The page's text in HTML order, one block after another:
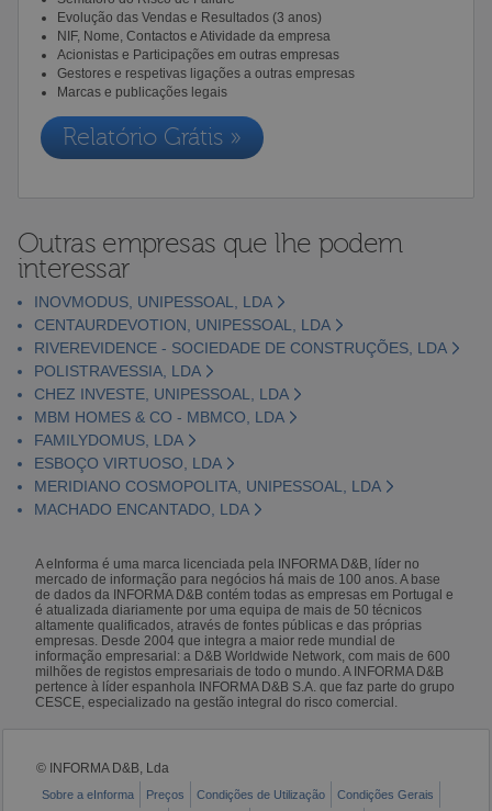
Evolução das Vendas e Resultados (3 anos)
NIF, Nome, Contactos e Atividade da empresa
Acionistas e Participações em outras empresas
Gestores e respetivas ligações a outras empresas
Marcas e publicações legais
Relatório Grátis »
Outras empresas que lhe podem
interessar
INOVMODUS, UNIPESSOAL, LDA
CENTAURDEVOTION, UNIPESSOAL, LDA
RIVEREVIDENCE - SOCIEDADE DE CONSTRUÇÕES, LDA
POLISTRAVESSIA, LDA
CHEZ INVESTE, UNIPESSOAL, LDA
MBM HOMES & CO - MBMCO, LDA
FAMILYDOMUS, LDA
ESBOÇO VIRTUOSO, LDA
MERIDIANO COSMOPOLITA, UNIPESSOAL, LDA
MACHADO ENCANTADO, LDA
A eInforma é uma marca licenciada pela INFORMA D&B, líder no
mercado de informação para negócios há mais de 100 anos. A base
de dados da INFORMA D&B contém todas as empresas em Portugal e
é atualizada diariamente por uma equipa de mais de 50 técnicos
altamente qualificados, através de fontes públicas e das próprias
empresas. Desde 2004 que integra a maior rede mundial de
informação empresarial: a D&B Worldwide Network, com mais de 600
milhões de registos empresariais de todo o mundo. A INFORMA D&B
pertence à líder espanhola INFORMA D&B S.A. que faz parte do grupo
CESCE, especializado na gestão integral do risco comercial.
© INFORMA D&B, Lda
Sobre a eInforma Preços Condições de Utilização Condições Gerais